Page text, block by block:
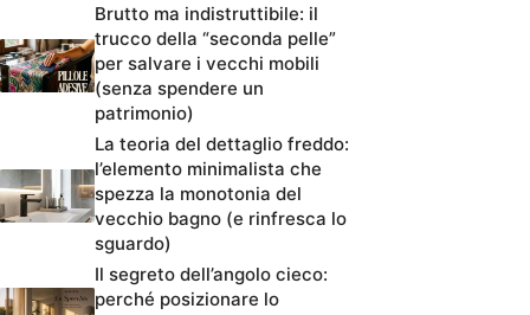
Brutto ma indistruttibile: il
trucco della “seconda pelle”
per salvare i vecchi mobili
(senza spendere un
patrimonio)
La teoria del dettaglio freddo:
l’elemento minimalista che
spezza la monotonia del
vecchio bagno (e rinfresca lo
sguardo)
Il segreto dell’angolo cieco:
perché posizionare lo